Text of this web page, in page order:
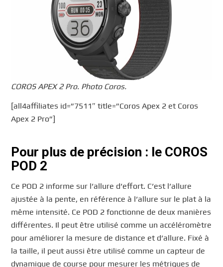
COROS APEX 2 Pro. Photo Coros.
[all4affiliates id=”7511″ title=”Coros Apex 2 et Coros
Apex 2 Pro”]
Pour plus de précision : le COROS
POD 2
Ce POD 2 informe sur l’allure d’effort. C’est l’allure
ajustée à la pente, en référence à l’allure sur le plat à la
même intensité. Ce POD 2 fonctionne de deux manières
différentes. Il peut être utilisé comme un accéléromètre
pour améliorer la mesure de distance et d’allure. Fixé à
la taille, il peut aussi être utilisé comme un capteur de
dynamique de course pour mesurer les métriques de